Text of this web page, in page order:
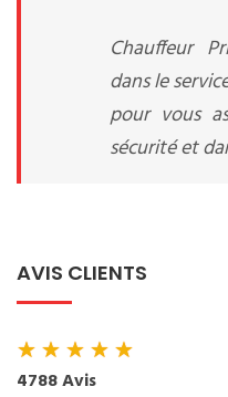
Chauffeur
dans le
pour vous
sécurité et
AVIS CLIENTS
★★★★★
4788 Avis